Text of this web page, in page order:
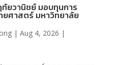
วานิชย์ มอบทุนการ
ศาสตร์ มหาวิทยาลัย
| Aug 4, 2026 |